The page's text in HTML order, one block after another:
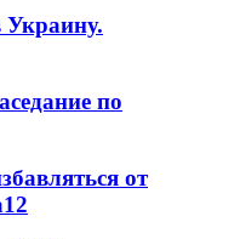
Украину.
по
от
12